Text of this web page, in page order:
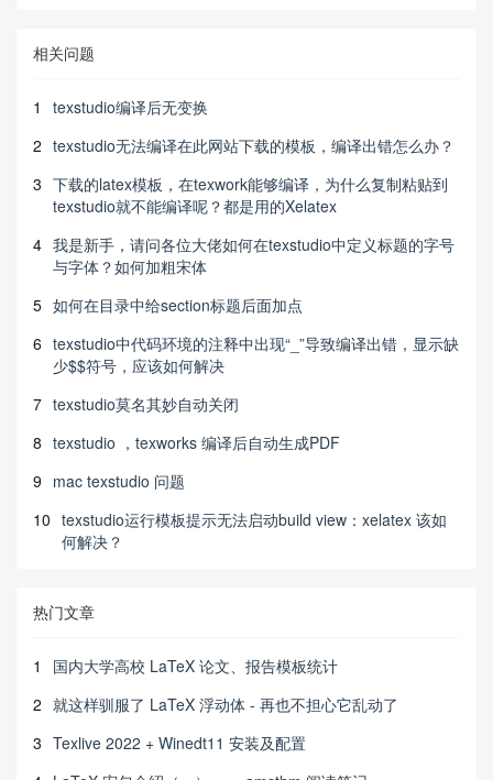
相关问题
1
texstudio编译后无变换
2 texstudio无法编译在此网站下载的模板，编译出错怎么办？
3 下载的latex模板，在texwork能够编译，为什么复制粘贴到
texstudio就不能编译呢？都是用的Xelatex
4 我是新手，请问各位大佬如何在texstudio中定义标题的字号
与字体？如何加粗宋体
5 如何在目录中给section标题后面加点
6 texstudio中代码环境的注释中出现“_”导致编译出错，显示缺
少$$符号，应该如何解决
7 texstudio莫名其妙自动关闭
8 texstudio ，texworks 编译后自动生成PDF
9 mac texstudio 问题
10 texstudio运行模板提示无法启动build view：xelatex 该如
何解决？
热门文章
1
国内大学高校 LaTeX 论文、报告模板统计
2 就这样驯服了 LaTeX 浮动体 - 再也不担心它乱动了
3 Texlive 2022 + Winedt11 安装及配置